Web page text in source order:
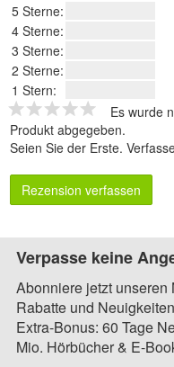
5 Sterne:
4 Sterne:
3 Sterne:
2 Sterne:
1 Stern:
Es wurde
Produkt abgegeben.
Seien Sie der Erste.
Rezension verfassen
Verpasse keine
Abonniere jetzt
Rabatte und
Extra-Bonus: 60 Tage
Mio. Hörbücher & E-